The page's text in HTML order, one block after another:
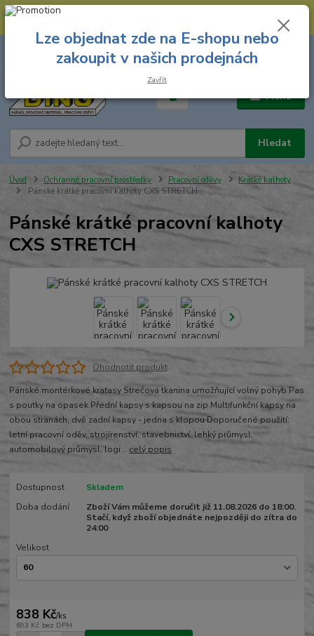
--- Spojovací materiál: 774 431 045 --- Prodejna nářadí: 731 449 423 --
Menu
Hledat
8.00 hod. - 16.00 hod.
za
Úvod Ochranné pracovní prostředky Pracovní oděvy
Krátké kalhoty
Pánské krátké pracovní kalhoty CXS STRETCH
Pánské krátké pracovní kalhoty
CXS STRETCH
Ohodnotit produkt
Pánské montérkové kraťasy Strečová tkanina umožňující volný pohyb Pas
s poutky na opasek Přední kapsy s kapsou na zip Multifunkční kapsy na
obou stranách, dvě zadní kapsy - jedna s klopou Doporučené použití:
letní pracovní oděv, strojírenství, stavebnictví, lehký průmysl,
automobilový průmysl, logi... celý popis
Dostupnost
Skladem
Doba dodání
Zboží Vám můžeme doručit již 11.08.2026 do 18:00.
Stačí, když zboží objednáte nejpozději do zítra do
24:00
Velikost
838 Kč/ks
693 Kč bez DPH
Lze objednat zde na E-shopu nebo
zakoupit v našich prodejnách
Zavřít